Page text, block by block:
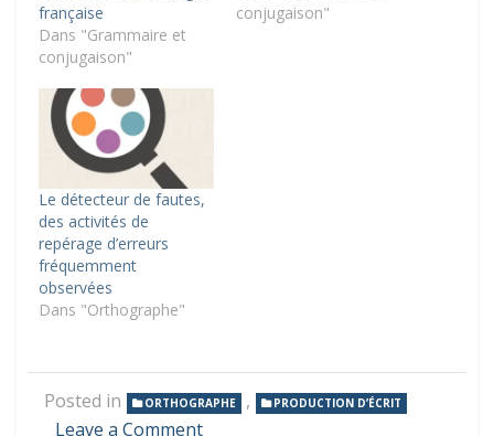
française
Dans "Grammaire et
conjugaison"
conjugaison"
Le détecteur de fautes,
des activités de
repérage d’erreurs
fréquemment
observées
Dans "Orthographe"
Posted in ORTHOGRAPHE , PRODUCTION D’ÉCRIT
Leave a Commenton